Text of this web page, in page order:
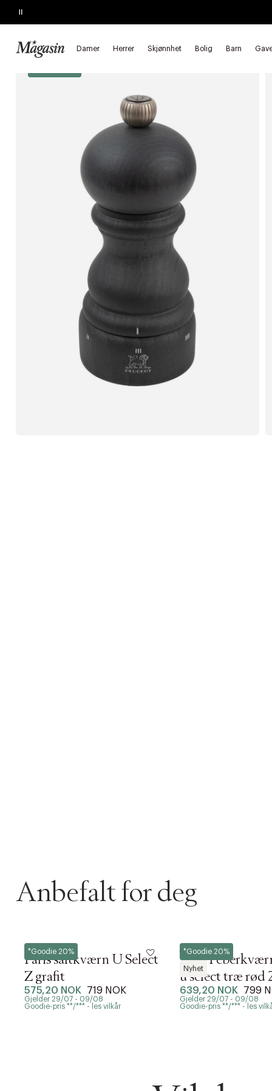
Pause
Damer Herrer Skjønnhet Bolig Barn
KJEMPETILBUD
Forside
Anbefalt for deg
*Goodie 20%
Peugeot
Paris saltkværn U Select
Z grafit
575,20 NOK 719 NOK
Gjelder 29/07 - 09/08
Goodie-pris **/*** - les vilkår
*Goodie 20%
Nyhet
Peugeot
Paris
u'select træ rød
639,20 NOK 799
Gjelder 29/07 - 09/08
Goodie-pris **/*** - les